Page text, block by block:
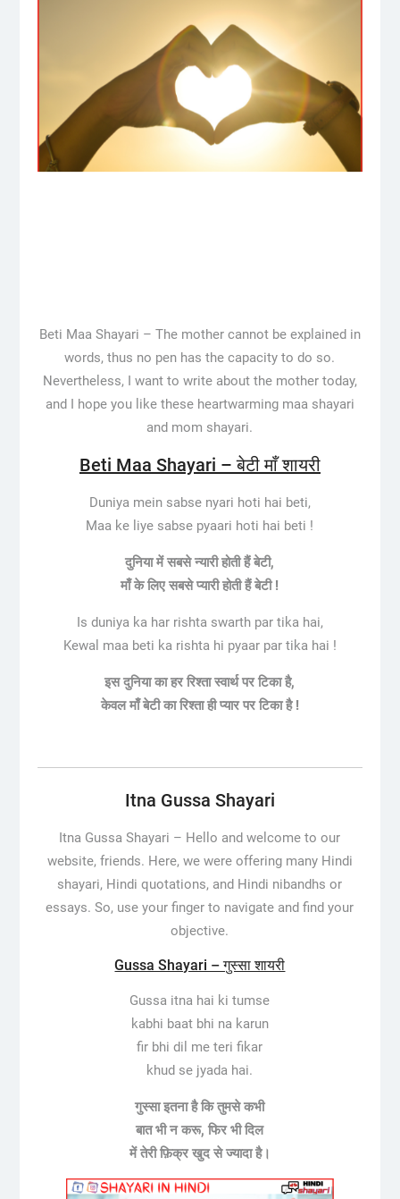
Beti Maa Shayari – The mother cannot be explained in
words, thus no pen has the capacity to do so.
Nevertheless, I want to write about the mother today,
and I hope you like these heartwarming maa shayari
and mom shayari.
Beti Maa Shayari – बेटी माँ शायरी
Duniya mein sabse nyari hoti hai beti,
Maa ke liye sabse pyaari hoti hai beti !
दुनिया में सबसे न्यारी होती हैं बेटी,
माँ के लिए सबसे प्यारी होती हैं बेटी !
Is duniya ka har rishta swarth par tika hai,
Kewal maa beti ka rishta hi pyaar par tika hai !
इस दुनिया का हर रिश्ता स्वार्थ पर टिका है,
केवल माँ बेटी का रिश्ता ही प्यार पर टिका है !
Itna Gussa Shayari
Itna Gussa Shayari – Hello and welcome to our
website, friends. Here, we were offering many Hindi
shayari, Hindi quotations, and Hindi nibandhs or
essays. So, use your finger to navigate and find your
objective.
Gussa Shayari – गुस्सा शायरी
Gussa itna hai ki tumse
kabhi baat bhi na karun
fir bhi dil me teri fikar
khud se jyada hai.
गुस्सा इतना है कि तुमसे कभी
बात भी न करू, फिर भी दिल
में तेरी फ़िक्र खुद से ज्यादा है।